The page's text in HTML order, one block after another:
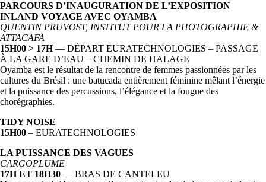
PARCOURS D’INAUGURATION DE L’EXPOSITION
INLAND VOYAGE AVEC OYAMBA
QUENTIN PRUVOST, INSTITUT POUR LA PHOTOGRAPHIE &
ATTACAFA
15H00 > 17H— DÉPART EURATECHNOLOGIES – PASSAGE
À LA GARE D’EAU – CHEMIN DE HALAGE
Oyamba est le résultat de la rencontre de femmes passionnées par les
cultures du Brésil : une batucada entièrement féminine mêlant l’énergie
et la puissance des percussions, l’élégance et la fougue des
chorégraphies.
TIDY NOISE
15H00 – EURATECHNOLOGIES
LA PUISSANCE DES VAGUES
CARGOPLUME
17H ET 18H30 — BRAS DE CANTELEU